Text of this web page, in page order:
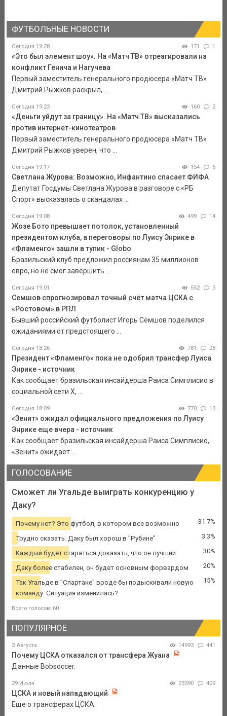
ФУТБОЛЬНЫЕ НОВОСТИ
Сегодня 19:28 171 1
«Это был элемент шоу». На «Матч ТВ» отреагировали на
конфликт Генича и Нагучева
Первый заместитель генерального продюсера «Матч ТВ»
Дмитрий Рыжков раскрыл, ...
Сегодня 19:23 160 2
«Деньги уйдут за границу». На «Матч ТВ» высказались
против интернет-кинотеатров
Первый заместитель генерального продюсера «Матч ТВ»
Дмитрий Рыжков уверен, что ...
Сегодня 19:17 154 6
Светлана Журова: Возможно, Инфантино спасает ФИФА
Депутат Госдумы Светлана Журова в разговоре с «РБ
Спорт» высказалась о скандалах ...
Сегодня 19:08 499 14
Жозе Бото превышает потолок, установленный
президентом клуба, а переговоры по Луису Энрике в
«Фламенго» зашли в тупик - Globo
Бразильский клуб предложил россиянам 35 миллионов
евро, но не смог завершить ...
Сегодня 19:01 552 3
Семшов спрогнозировал точный счёт матча ЦСКА с
«Ростовом» в РПЛ
Бывший российский футболист Игорь Семшов поделился
ожиданиями от предстоящего ...
Сегодня 18:26 781 28
Президент «Фламенго» пока не одобрил трансфер Луиса
Энрике - источник
Как сообщает бразильская инсайдерша Раиса Симплисио в
социальной сети Х, ...
Сегодня 18:09 770 13
«Зенит» ожидал официального предложения по Луису
Энрике еще вчера - источник
Как сообщает бразильская инсайдерша Раиса Симплисио,
«Зенит» ожидает ...
ГОЛОСОВАНИЕ
Сможет ли Угальде выиграть конкуренцию у
Даку?
Почему нет? Это футбол, в котором все возможно 31.7%
Трудно сказать. Даку был хорош в "Рубине" 3.3%
Каждый будет стараться доказать, что он лучший 30%
Даку более стабилен, он будет основным форвардом 20%
Так Угальде в "Спартаке" вроде бы подыскивали новую
команду. Ситуация изменилась?
15%
Всего голосов: 60
ПОПУЛЯРНОЕ
3 Августа 14993 441
Почему ЦСКА отказался от трансфера Жуана
Данные Bobsoccer.
29 Июля 23390 429
ЦСКА и новый нападающий
Еще о трансферах ЦСКА.